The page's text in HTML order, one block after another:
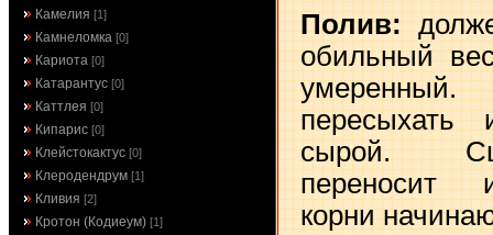
Камелия [1]
Камнеломка [0]
Кариота [0]
Катарантус [0]
Каттлея [0]
Кипарис [0]
Клейстокактус [0]
Клеродендрум [1]
Кливия [2]
Кротон (Кодиеум) [1]
Полив:
обильный
сырой.
переносит
корни